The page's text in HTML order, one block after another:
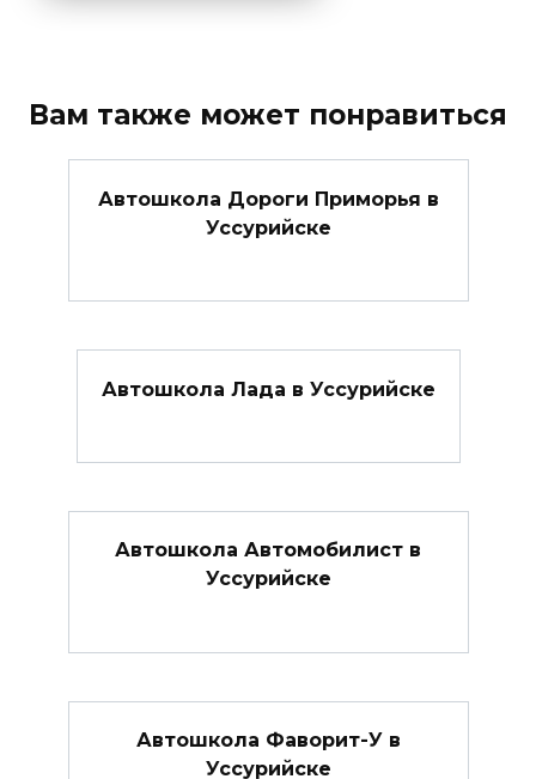
Вам также может понравиться
Автошкола Дороги Приморья в
Уссурийске
Автошкола Лада в Уссурийске
Автошкола Автомобилист в
Уссурийске
Автошкола Фаворит-У в
Уссурийске